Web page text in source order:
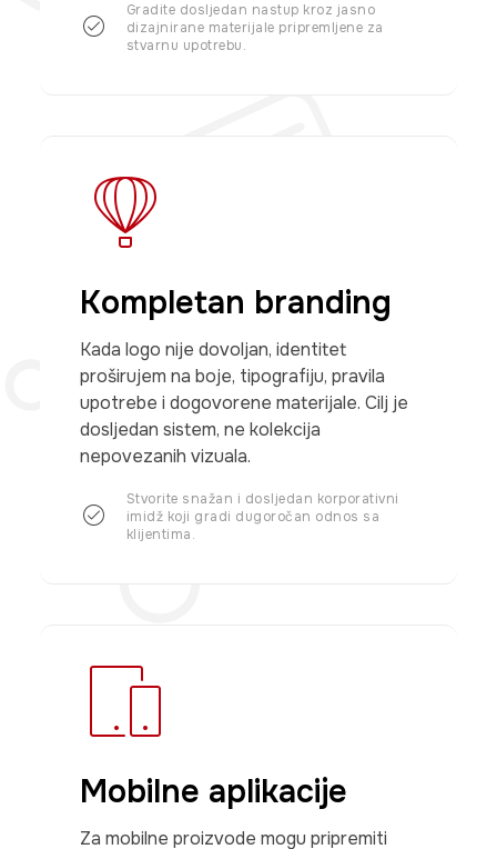
Gradite dosljedan nastup kroz jasno
dizajnirane materijale pripremljene za
stvarnu upotrebu.
Kompletan branding
Kada logo nije dovoljan, identitet
proširujem na boje, tipografiju, pravila
upotrebe i dogovorene materijale. Cilj je
dosljedan sistem, ne kolekcija
nepovezanih vizuala.
Stvorite snažan i dosljedan korporativni
imidž koji gradi dugoročan odnos sa
klijentima.
Mobilne aplikacije
Za mobilne proizvode mogu pripremiti